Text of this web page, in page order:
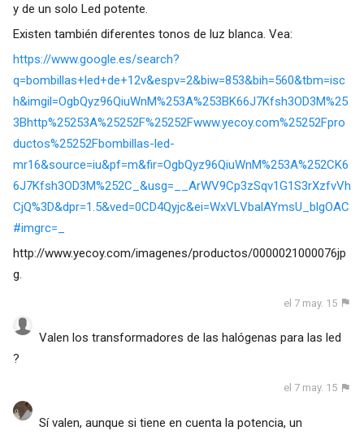
y de un solo Led potente.
Existen también diferentes tonos de luz blanca. Vea:
https://www.google.es/search?
q=bombillas+led+de+12v&espv=2&biw=853&bih=560&tbm=isc
h&imgil=OgbQyz96QiuWnM%253A%253BK66J7Kfsh3OD3M%25
3Bhttp%25253A%25252F%25252Fwww.yecoy.com%25252Fpro
ductos%25252Fbombillas-led-
mr16&source=iu&pf=m&fir=OgbQyz96QiuWnM%253A%252CK6
6J7Kfsh3OD3M%252C_&usg=__ArWV9Cp3zSqv1G1S3rXzfvVh
CjQ%3D&dpr=1.5&ved=0CD4Qyjc&ei=WxVLVbalAYmsU_blgOAC
#imgrc=_
http://www.yecoy.com/imagenes/productos/0000021000076jp
g.
el 7 may. 15
Valen los transformadores de las halógenas para las led
?
el 7 may. 15
Sí valen, aunque si tiene en cuenta la potencia, un